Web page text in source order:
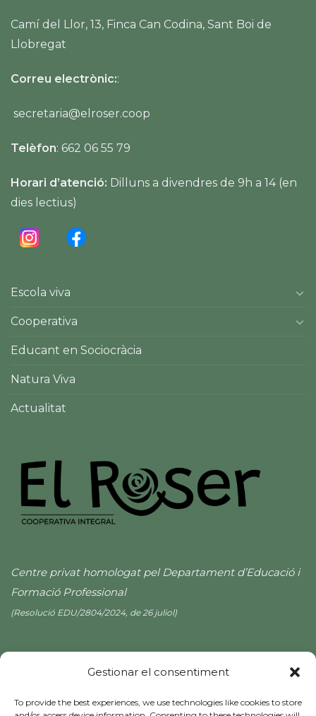
Gestionar el consentiment
To provide the best experiences, we use technologies like cookies to store
Camí del Llor, 13, Finca Can Codina, Sant Boi de
Llobregat
Correu electrònic::
secretaria@elroser.coop
Telèfon: 662 06 55 79
Horari d’atenció: Dilluns a divendres de 9h a 14 (en
dies lectius)
Escola viva
Cooperativa
Educant en Sociocràcia
Natura Viva
Actualitat
Centre privat homologat pel Departament d’Educació i
Formació Professional
(Resolució EDU/2804/2024, de 26 juliol)